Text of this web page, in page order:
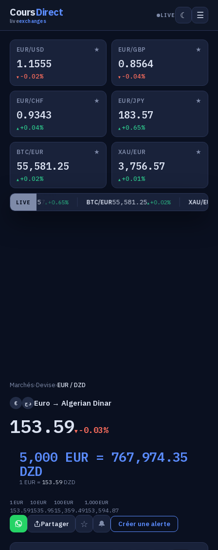
CoursDirect
liveexchanges
LIVE ☾ ☰
EUR/USD ★
1.1555
-0.02%
EUR/GBP ★
0.8564
-0.04%
EUR/CHF ★
0.9343
+0.04%
EUR/JPY ★
183.57
+0.65%
BTC/EUR ★
55,581.25
+0.02%
XAU/EUR ★
3,756.57
+0.01%
LIVE
183.57 +0.65% BTC/EUR55,581.25 +0.02% XAU/EUR
Marchés›Devise›EUR / DZD
€ دج Euro → Algerian Dinar
153.59 -0.03%
5,000 EUR = 767,974.35
DZD
1 EUR = 153.59 DZD
1 EUR
153.59
10 EUR
1535.95
100 EUR
15,359.49
1,000 EUR
153,594.87
Partager ☆ 🔔 Créer une alerte